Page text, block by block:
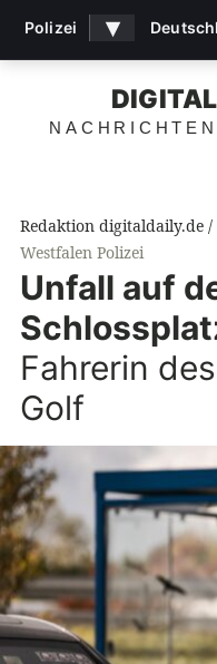
Redaktion digitaldaily.de
Westfalen Polizei
Unfall auf
Fahrerin
Golf
Polizei ▾